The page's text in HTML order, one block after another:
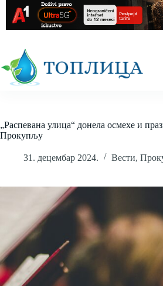
content
„Распевана улица“ донела осмехе и
Прокупљу
31. децембар 2024. Вести,